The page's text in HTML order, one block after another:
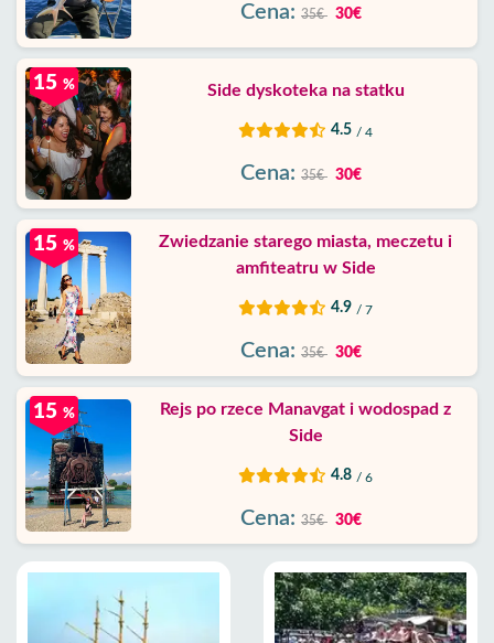
Cena: 35€ 30€
Side dyskoteka na statku
4.5 / 4
15 %
Cena: 35€ 30€
Zwiedzanie starego miasta, meczetu i
amfiteatru w Side
4.9 / 7
15 %
Cena: 35€ 30€
Rejs po rzece Manavgat i wodospad z
Side
4.8 / 6
15 %
Cena: 35€ 30€